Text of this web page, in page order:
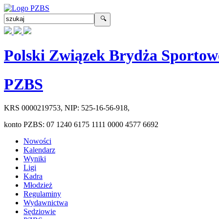
Polski Związek Brydża
PZBS
KRS 0000219753, NIP: 525-16-56-918,
konto PZBS: 07 1240 6175 1111 0000 4577 6692
Nowości
Kalendarz
Wyniki
Ligi
Kadra
Młodzież
Regulaminy
Wydawnictwa
Sędziowie